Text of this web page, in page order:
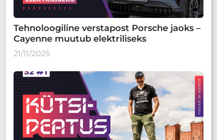
Tehnoloogiline verstapost Porsche jaoks –
Cayenne muutub elektriliseks
21/11/2025